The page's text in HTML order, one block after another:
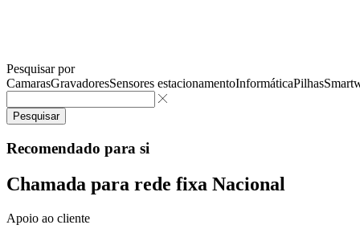
Pesquisar por
CamarasGravadoresSensores estacionamentoInformáticaPilhas
Pesquisar
Recomendado para si
Chamada para rede fixa Nacional
Apoio ao cliente